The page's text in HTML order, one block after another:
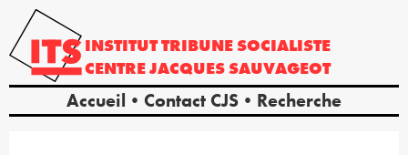
INSTITUTTRIBUNE SOCIALISTE
CENTREJACQUES SAUVAGEOT
Accueil Contact CJS Recherche